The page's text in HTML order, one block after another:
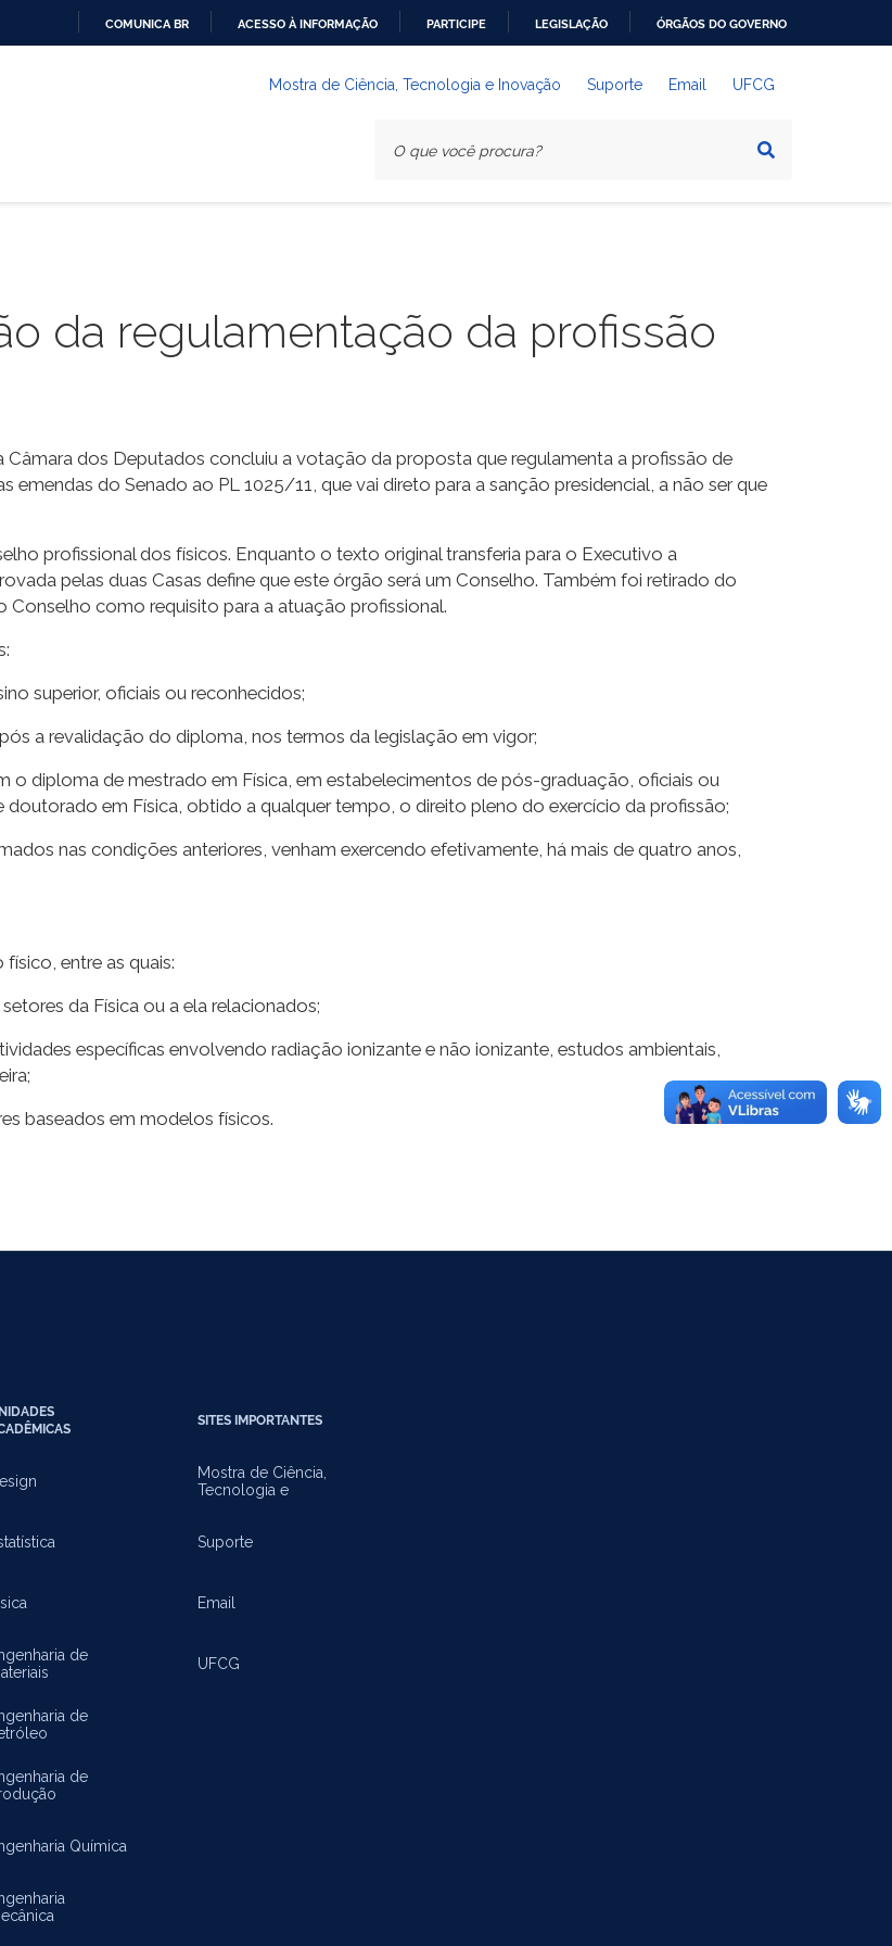
COMUNICA BR ACESSO À INFORMAÇÃO PARTICIPE LEGISLAÇÃO ÓRGÃOS DO GOVERNO
Mostra de Ciência, Tecnologia e Inovação Suporte Email UFCG
da regulamentação da profissão
dos Deputados concluiu a votação da proposta que regulamenta a profissão de
do Senado ao PL 1025/11, que vai direto para a sanção presidencial, a não ser que
profissional dos físicos. Enquanto o texto original transferia para o Executivo a
pelas duas Casas define que este órgão será um Conselho. Também foi retirado do
Conselho como requisito para a atuação profissional.
superior, oficiais ou reconhecidos;
a revalidação do diploma, nos termos da legislação em vigor;
o diploma de mestrado em Física, em estabelecimentos de pós-graduação, oficiais ou
em Física, obtido a qualquer tempo, o direito pleno do exercício da profissão;
nas condições anteriores, venham exercendo efetivamente, há mais de quatro anos,
entre as quais:
da Física ou a ela relacionados;
específicas envolvendo radiação ionizante e não ionizante, estudos ambientais,
baseados em modelos físicos.
de
de
de
Química
SITES IMPORTANTES
Mostra de Ciência,
Tecnologia e
Suporte
Email
UFCG